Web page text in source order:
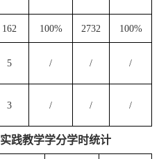
162 100% 2732 100%
5 / / /
3 / / /
实践教学学分学时统计